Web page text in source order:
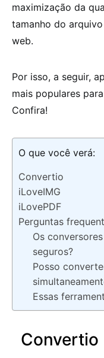
maximização da
tamanho do
web.
Por isso, a seguir,
mais populares
Confira!
O que você verá:
Convertio
iLoveIMG
iLovePDF
Perguntas
Os
seguros?
Posso
Essas
Convertio